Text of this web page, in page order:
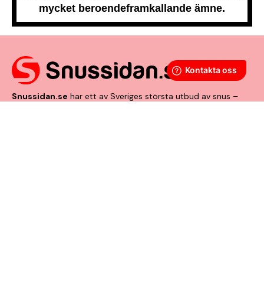
mycket beroendeframkallande ämne.
Snussidan.se har ett av Sveriges största utbud av snus –